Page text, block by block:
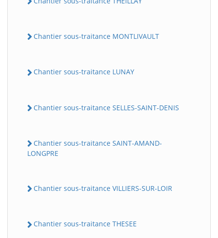
Chantier sous-traitance MONTLIVAULT
Chantier sous-traitance LUNAY
Chantier sous-traitance SELLES-SAINT-DENIS
Chantier sous-traitance SAINT-AMAND-
LONGPRE
Chantier sous-traitance VILLIERS-SUR-LOIR
Chantier sous-traitance THESEE